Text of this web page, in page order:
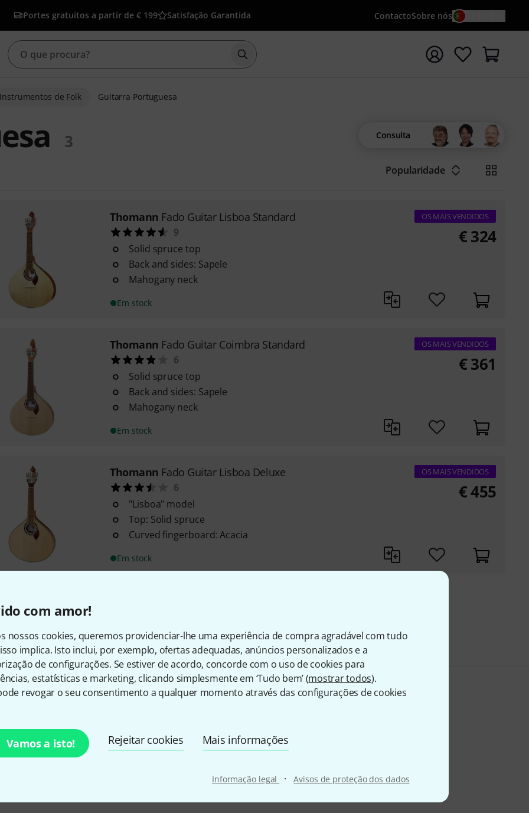
com amor!
nossos cookies, queremos providenciar-lhe uma experiência de compra agradável com tudo
implica. Isto inclui, por exemplo, ofertas adequadas, anúncios personalizados e a
de configurações. Se estiver de acordo, concorde com o uso de cookies para
estatísticas e marketing, clicando simplesmente em ‘Tudo bem’ (mostrar todos).
revogar o seu consentimento a qualquer momento através das configurações de cookies
Vamos a isto! Rejeitar cookies Mais informações
Informação legal · Avisos de proteção dos dados
Portes gratuitos a partir de € 199 Satisfação Garantida ContactoSobre nós
Iniciar pesquisa com o termo de pesquisa {searchTerm}
Instrumentos de Folk Guitarra Portuguesa
3 Consulta
Popularidade
Thomann Fado Guitar Lisboa Standard
9
Solid spruce top
Back and sides: Sapele
Mahogany neck
Em stock
OS MAIS VENDIDOS
€324
Thomann Fado Guitar Coimbra Standard
6
Solid spruce top
Back and sides: Sapele
Mahogany neck
Em stock
OS MAIS VENDIDOS
€361
Thomann Fado Guitar Lisboa Deluxe
6
"Lisboa" model
Top: Solid spruce
Curved fingerboard: Acacia
Em stock
OS MAIS VENDIDOS
€455
Gosta do que vê?
Partilhar Ajuda e feedback